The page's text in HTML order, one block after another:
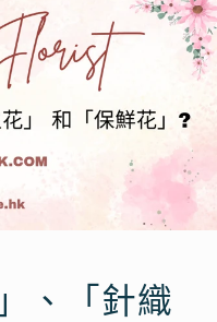
、「針織